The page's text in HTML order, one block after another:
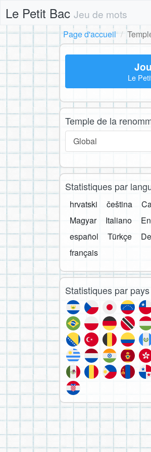
Le Petit Bac Jeu de mots
Page d'accueil
Le
Temple de la
Global
Statistiques par
hrvatski čeština
Magyar
Italiano
español
Türkçe
français
Statistiques par